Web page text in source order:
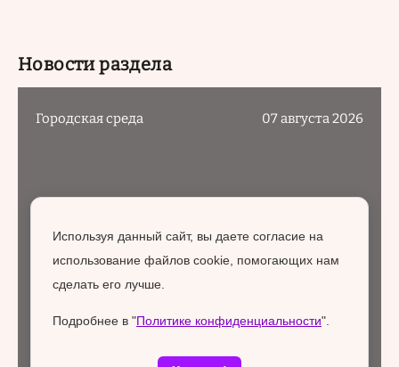
Новости раздела
Городская среда 07 августа 2026
Используя данный сайт, вы даете согласие на
использование файлов cookie, помогающих нам
сделать его лучше.
Подробнее в "Политике конфиденциальности".